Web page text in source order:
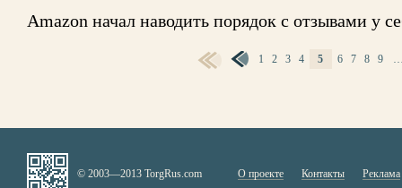
Amazon начал наводить порядок с отзывами у
1 2 3 4 5 6 7 8 9
© 2003—2013 TorgRus.com О проекте Контакты Реклама